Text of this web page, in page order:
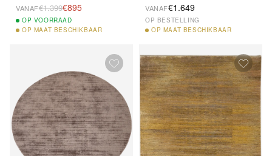
VANAF€1.399€895
OP VOORRAAD
OP MAAT BESCHIKBAAR
VANAF€1.649
OP BESTELLING
OP MAAT BESCHIKBAAR